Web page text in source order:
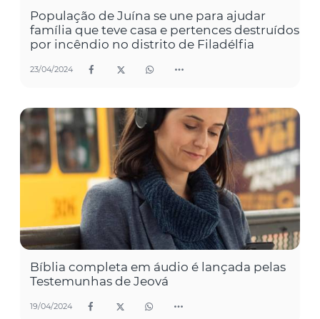
População de Juína se une para ajudar
família que teve casa e pertences destruídos
por incêndio no distrito de Filadélfia
23/04/2024
Bíblia completa em áudio é lançada pelas
Testemunhas de Jeová
19/04/2024